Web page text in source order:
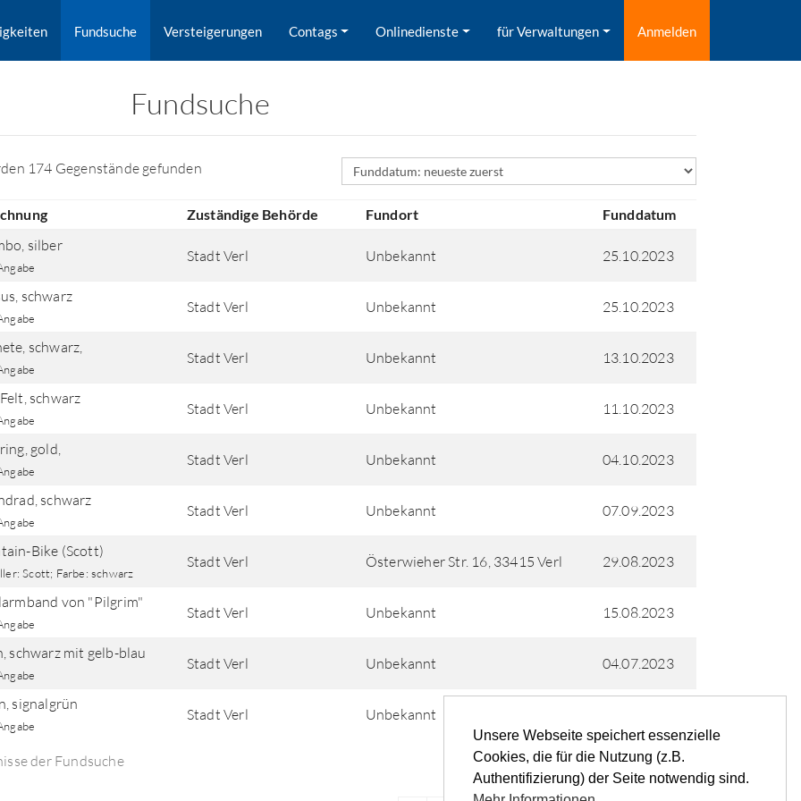
Unsere Webseite speichert essenzielle
Cookies, die für die Nutzung (z.B.
Authentifizierung) der Seite notwendig sind.
Fundsuche Versteigerungen Contags Onlinedienste für Verwaltungen Anmelden
Fundsuche
nach Orten gesucht.
174 Gegenstände gefunden Sortierfeld
der Fundsuche
Zuständige Behörde Fundort Funddatum
silber
Stadt Verl Unbekannt 25.10.2023
schwarz
Stadt Verl Unbekannt 25.10.2023
schwarz,
Stadt Verl Unbekannt 13.10.2023
schwarz
Stadt Verl Unbekannt 11.10.2023
gold,
Stadt Verl Unbekannt 04.10.2023
schwarz
Stadt Verl Unbekannt 07.09.2023
Bike (Scott)
Scott; Farbe: schwarz
Stadt Verl Österwieher Str. 16, 33415 Verl 29.08.2023
von "Pilgrim"
Stadt Verl Unbekannt 15.08.2023
schwarz mit gelb-blau
Stadt Verl Unbekannt 04.07.2023
signalgrün
Stadt Verl Unbekannt